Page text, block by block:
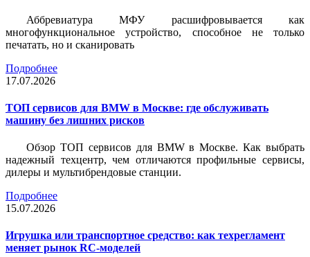
Аббревиатура МФУ расшифровывается как
многофункциональное устройство, способное не только
печатать, но и сканировать
Подробнее
17.07.2026
ТОП сервисов для BMW в Москве: где обслуживать
машину без лишних рисков
Обзор ТОП сервисов для BMW в Москве. Как выбрать
надежный техцентр, чем отличаются профильные сервисы,
дилеры и мультибрендовые станции.
Подробнее
15.07.2026
Игрушка или транспортное средство: как техрегламент
меняет рынок RC-моделей